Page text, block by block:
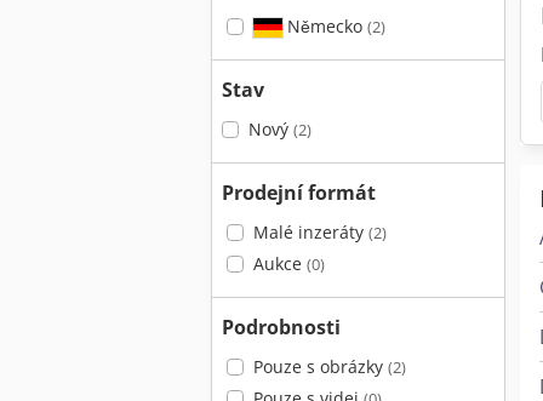
Německo (2)
Stav
Nový (2)
Prodejní formát
Malé inzeráty (2)
Aukce (0)
Podrobnosti
Pouze s obrázky (2)